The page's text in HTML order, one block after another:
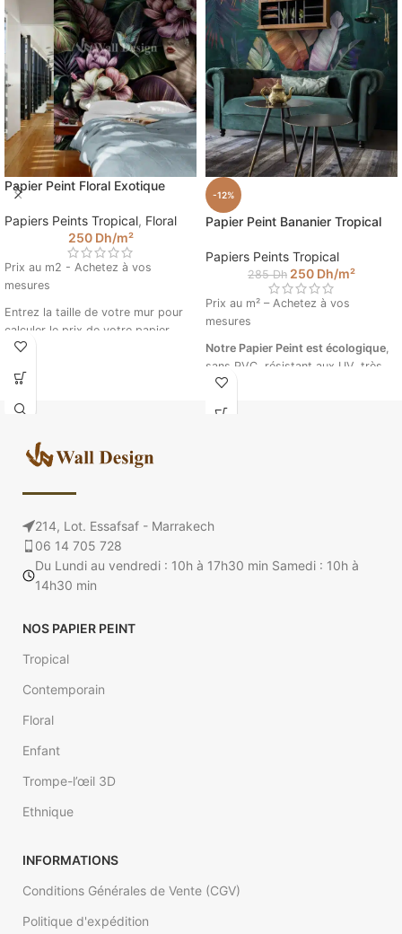
Papier Peint Floral Exotique
Papiers Peints Tropical, Floral
250 Dh/m²
Prix au m2 - Achetez à vos
mesures
Entrez la taille de votre mur pour
calculer le prix de votre papier
peint. (Ex : 4.5 m sur 2.85).
-12%
Papier Peint Bananier Tropical
Papiers Peints Tropical
285Dh 250 Dh/m²
Prix au m² – Achetez à vos
mesures
Notre Papier Peint est écologique
sans PVC, résistant aux UV, très
grande résistance à la déchirure et
calculer le prix de votre papier
214, Lot. Essafsaf - Marrakech
06 14 705 728
Du Lundi au vendredi : 10h à 17h30 min Samedi : 10h à
14h30 min
NOS PAPIER PEINT
Tropical
Contemporain
Floral
Enfant
Trompe-l’œil 3D
Ethnique
INFORMATIONS
Conditions Générales de Vente (CGV)
Politique d'expédition